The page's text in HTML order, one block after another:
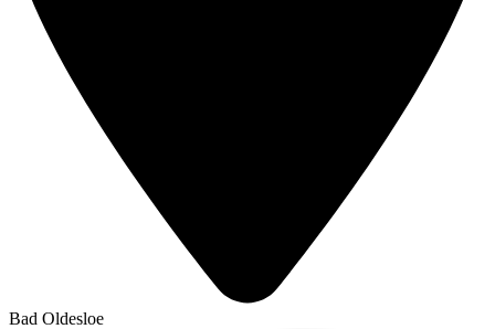
Bad Oldesloe